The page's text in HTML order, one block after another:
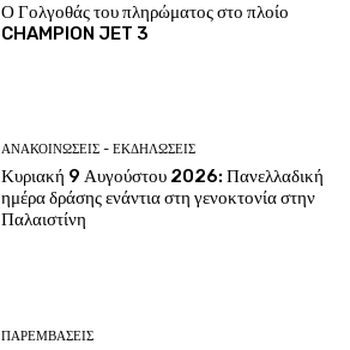
Ο Γολγοθάς του πληρώματος στο πλοίο
CHAMPION JET 3
ΑΝΑΚΟΙΝΩΣΕΙΣ - ΕΚΔΗΛΩΣΕΙΣ
Κυριακή 9 Αυγούστου 2026: Πανελλαδική
ημέρα δράσης ενάντια στη γενοκτονία στην
Παλαιστίνη
ΠΑΡΕΜΒΑΣΕΙΣ